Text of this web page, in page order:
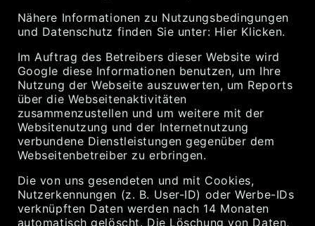
Nähere Informationen zu Nutzungsbedingungen
und Datenschutz finden Sie unter: Hier Klicken.
Im Auftrag des Betreibers dieser Website wird
Google diese Informationen benutzen, um Ihre
Nutzung der Webseite auszuwerten, um Reports
über die Webseitenaktivitäten
zusammenzustellen und um weitere mit der
Websitenutzung und der Internetnutzung
verbundene Dienstleistungen gegenüber dem
Webseitenbetreiber zu erbringen.
Die von uns gesendeten und mit Cookies,
Nutzerkennungen (z. B. User-ID) oder Werbe-IDs
verknüpften Daten werden nach 14 Monaten
automatisch gelöscht. Die Löschung von Daten,